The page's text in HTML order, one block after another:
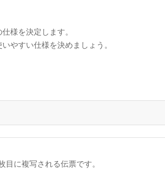
様を決定します。
やすい仕様を決めましょう。
に複写される伝票です。